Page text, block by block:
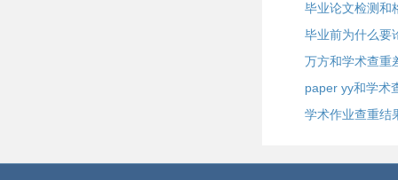
毕业论文检测和
毕业前为什么要
万方和学术查重
paper yy和学术
学术作业查重结